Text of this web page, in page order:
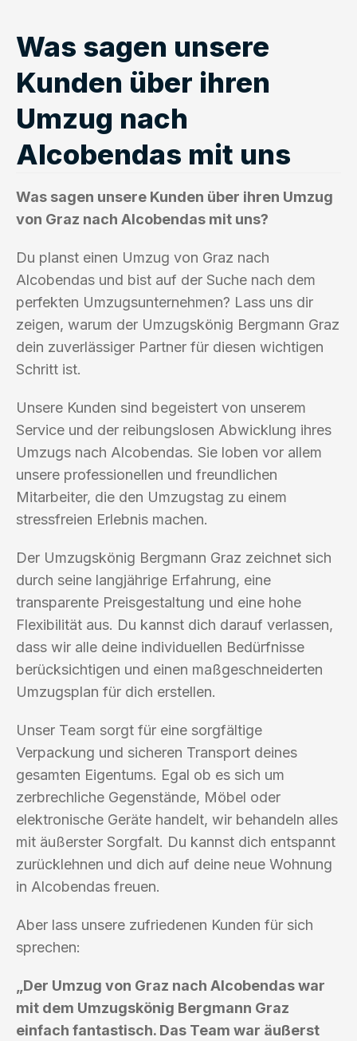
Was sagen unsere
Kunden über ihren
Umzug nach
Alcobendas mit uns
Was sagen unsere Kunden über ihren Umzug
von Graz nach Alcobendas mit uns?
Du planst einen Umzug von Graz nach
Alcobendas und bist auf der Suche nach dem
perfekten Umzugsunternehmen? Lass uns dir
zeigen, warum der Umzugskönig Bergmann Graz
dein zuverlässiger Partner für diesen wichtigen
Schritt ist.
Unsere Kunden sind begeistert von unserem
Service und der reibungslosen Abwicklung ihres
Umzugs nach Alcobendas. Sie loben vor allem
unsere professionellen und freundlichen
Mitarbeiter, die den Umzugstag zu einem
stressfreien Erlebnis machen.
Der Umzugskönig Bergmann Graz zeichnet sich
durch seine langjährige Erfahrung, eine
transparente Preisgestaltung und eine hohe
Flexibilität aus. Du kannst dich darauf verlassen,
dass wir alle deine individuellen Bedürfnisse
berücksichtigen und einen maßgeschneiderten
Umzugsplan für dich erstellen.
Unser Team sorgt für eine sorgfältige
Verpackung und sicheren Transport deines
gesamten Eigentums. Egal ob es sich um
zerbrechliche Gegenstände, Möbel oder
elektronische Geräte handelt, wir behandeln alles
mit äußerster Sorgfalt. Du kannst dich entspannt
zurücklehnen und dich auf deine neue Wohnung
in Alcobendas freuen.
Aber lass unsere zufriedenen Kunden für sich
sprechen:
„Der Umzug von Graz nach Alcobendas war
mit dem Umzugskönig Bergmann Graz
einfach fantastisch. Das Team war äußerst